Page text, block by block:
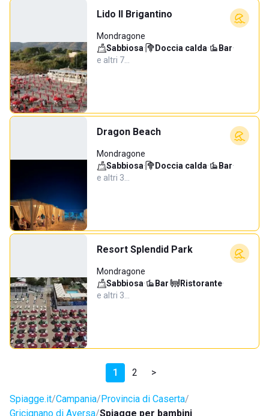
Lido Il Brigantino
Mondragone
Sabbiosa· Doccia calda· Bar·
e altri 7…
Dragon Beach
Mondragone
Sabbiosa· Doccia calda· Bar·
e altri 3…
Resort Splendid Park
Mondragone
Sabbiosa· Bar· Ristorante·
e altri 3…
1 2 >
Spiagge.it Campania Provincia di Caserta
Gricignano di Aversa Spiagge per bambini